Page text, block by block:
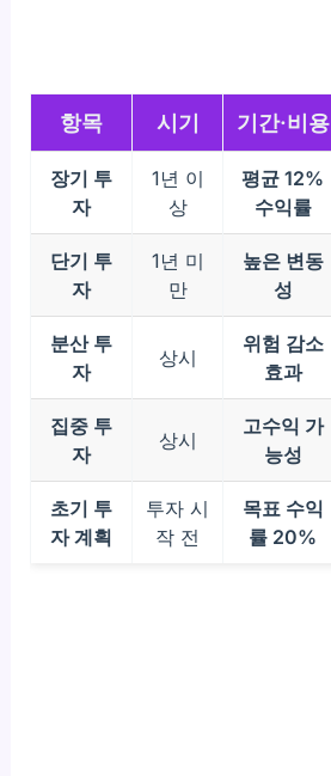
항목 시기 기간·비용
장기 투
자
1년 이
상
평균 12%
수익률
단기 투
자
1년 미
만
높은 변동
성
분산 투
자
상시
위험 감소
효과
집중 투
자
상시
고수익 가
능성
초기 투
자 계획
투자 시
작 전
목표 수익
률 20%